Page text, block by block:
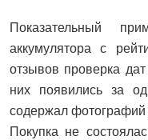
Показательный
аккумулятора с
отзывов проверка
них появились за
содержал фотографий
Покупка не